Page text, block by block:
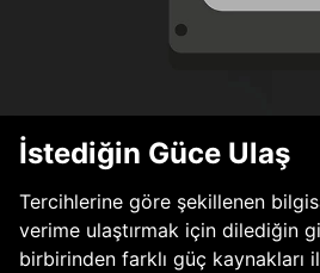
İstediğin Güce Ulaş
Tercihlerine göre şekillenen
verime ulaştırmak için dilediğin
birbirinden farklı güç kaynakları